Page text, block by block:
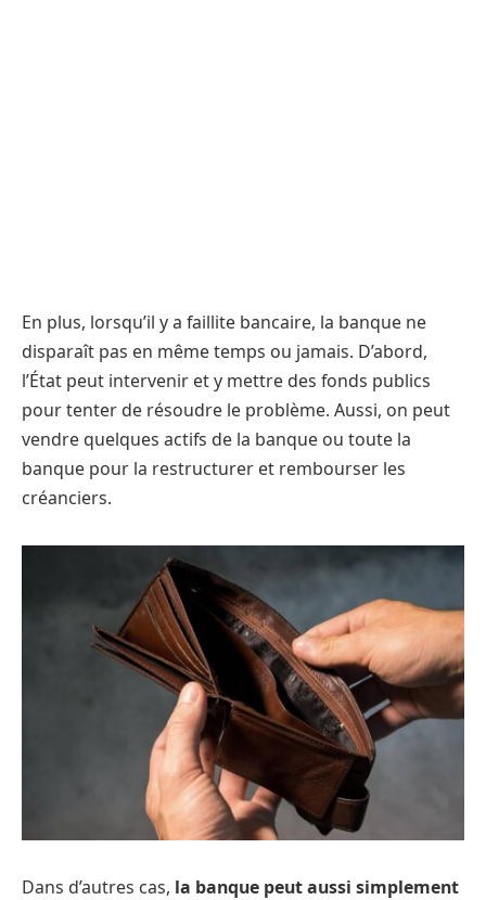
En plus, lorsqu’il y a faillite bancaire, la banque ne
disparaît pas en même temps ou jamais. D’abord,
l’État peut intervenir et y mettre des fonds publics
pour tenter de résoudre le problème. Aussi, on peut
vendre quelques actifs de la banque ou toute la
banque pour la restructurer et rembourser les
créanciers.
Dans d’autres cas, la banque peut aussi simplement